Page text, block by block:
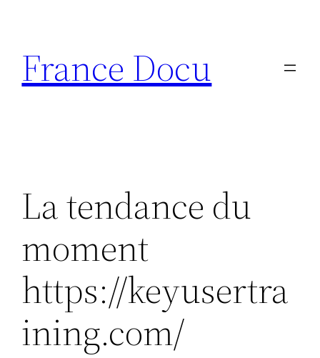
contenu
France Docu
La tendance du
moment
https://keyusertra
ining.com/